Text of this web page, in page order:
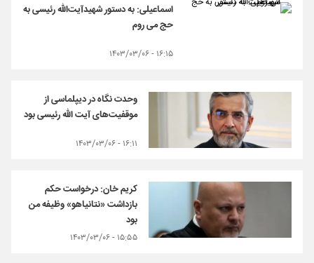
اسماعیلی: به دستور شهیدآیت‌الله رئیسی به
حج می روم
۱۶:۱۵ - ۱۴۰۳/۰۳/۰۶
وحدت نگاه در دیپلماسی از
موقفیت‌های آیت الله رئیسی بود
۱۶:۱۱ - ۱۴۰۳/۰۳/۰۶
کریم خان: درخواست حکم
بازداشت «نتانیاهو» وظیفه من
بود
۱۵:۵۵ - ۱۴۰۳/۰۳/۰۶